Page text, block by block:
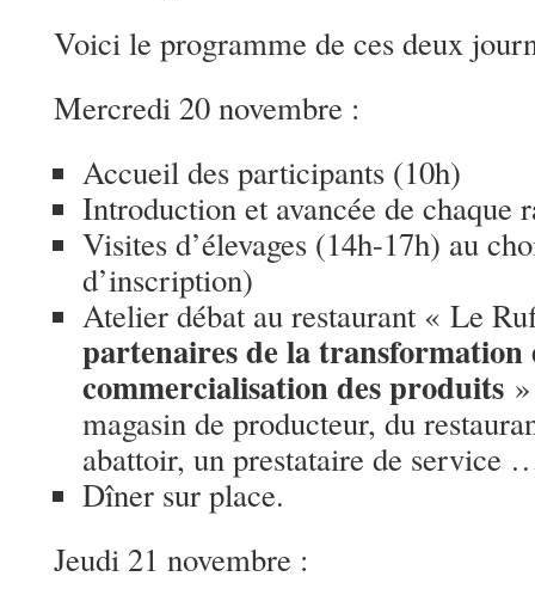
Voici le programme de ces deux
Mercredi 20 novembre :
Accueil des participants (10h)
Introduction et avancée de chaque
Visites d’élevages (14h-17h) au
d’inscription)
Atelier débat au restaurant « Le
partenaires de la transformation
commercialisation des produits»
magasin de producteur, du
abattoir, un prestataire de service
Dîner sur place.
Jeudi 21 novembre :